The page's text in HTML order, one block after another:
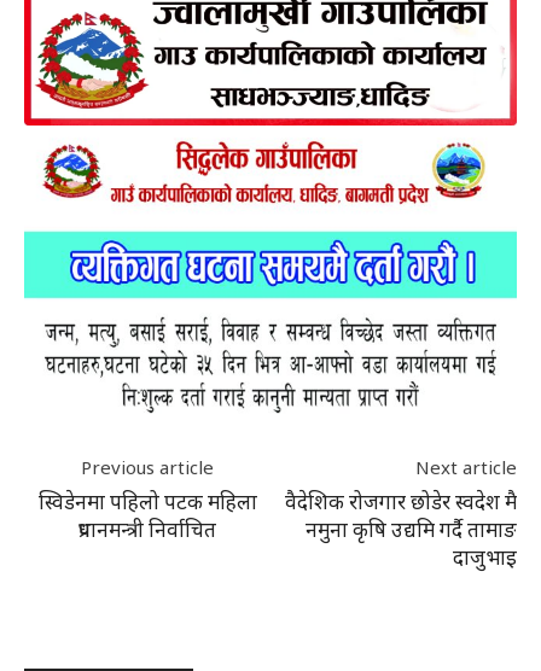
Previous article
स्विडेनमा पहिलो पटक महिला
प्रधानमन्त्री निर्वाचित
Next article
वैदेशिक रोजगार छोडेर स्वदेश मै
नमुना कृषि उद्यमि गर्दै तामाङ
दाजुभाइ